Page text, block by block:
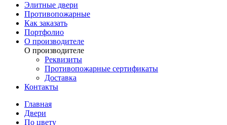
Элитные двери
Противопожарные
Как заказать
Портфолио
О производителе
О производителе
Реквизиты
Противопожарные сертификаты
Доставка
Контакты
Главная
Двери
По цвету